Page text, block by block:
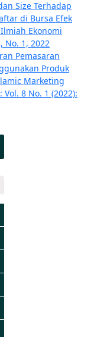
Size Terhadap
di Bursa Efek
Ekonomi
No. 1, 2022
Pemasaran
Produk
Marketing
8 No. 1 (2022):